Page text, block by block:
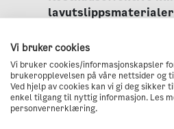
Barrierer for å kutte
byggematerialer–
Link arkitekter
Vi bruker cookies
Vi bruker cookies/informasjonskapsler
brukeropplevelsen på våre nettsider og
Ved hjelp av cookies kan vi gi deg sikker
enkel tilgang til nyttig informasjon. Les
personvernerklæring.